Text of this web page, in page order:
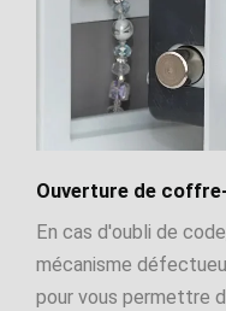
Ouverture de
En cas d'oubli de
mécanisme
pour vous permettre